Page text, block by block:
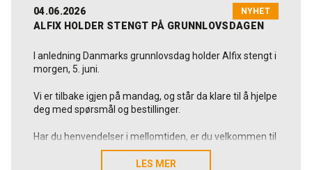
04.06.2026 NYHET
ALFIX HOLDER STENGT PÅ GRUNNLOVSDAGEN
I anledning Danmarks grunnlovsdag holder Alfix stengt i
morgen, 5. juni.
Vi er tilbake igjen på mandag, og står da klare til å hjelpe
deg med spørsmål og bestillinger.
Har du henvendelser i mellomtiden, er du velkommen til
å skrive til oss på alfix@alfix.dk, så svarer vi deg så snart
LES MER
LES MER